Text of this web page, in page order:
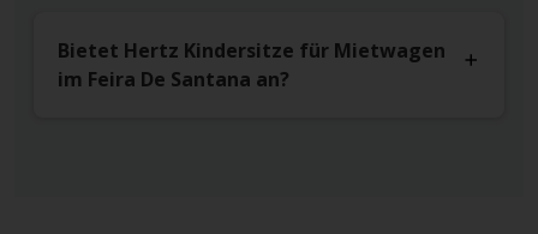
Bietet Hertz Kindersitze für Mietwagen
im Feira De Santana an?